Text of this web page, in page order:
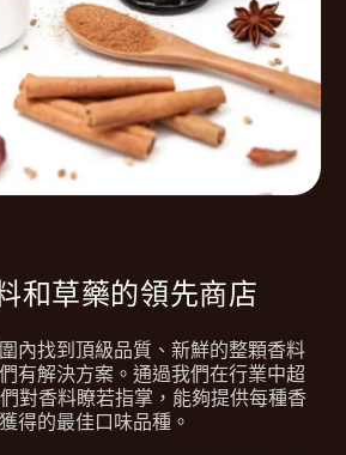
和草藥的領先商店
內找到頂級品質、新鮮的整顆香料
有解決方案。通過我們在行業中超
對香料瞭若指掌，能夠提供每種香
得的最佳口味品種。